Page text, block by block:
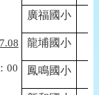
00
廣福國小
龍埔國小
鳳鳴國小